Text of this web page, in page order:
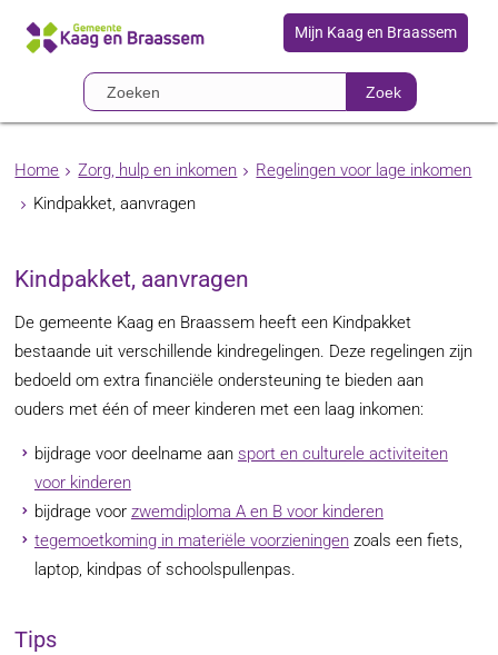
Mijn Kaag en Braassem
Zoek
Home Zorg, hulp en inkomen
Regelingen voor lage inkomen
Kindpakket, aanvragen
Kindpakket, aanvragen
De gemeente Kaag en Braassem heeft een Kindpakket
bestaande uit verschillende kindregelingen. Deze regelingen zijn
bedoeld om extra financiële ondersteuning te bieden aan
ouders met één of meer kinderen met een laag inkomen:
bijdrage voor deelname aan sport en culturele activiteiten
voor kinderen
bijdrage voor zwemdiploma A en B voor kinderen
tegemoetkoming in materiële voorzieningenzoals een fiets,
laptop, kindpas of schoolspullenpas.
Tips